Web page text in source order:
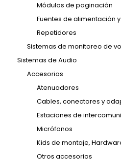
Módulos de paginación
Fuentes de alimentación
Repetidores
Sistemas de monitoreo de
Sistemas de Audio
Accesorios
Atenuadores
Cables, conectores y
Estaciones de
Micrófonos
Kids de montaje,
Otros accesorios